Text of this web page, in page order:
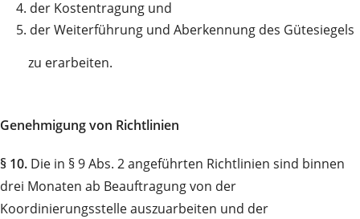
4. der Kostentragung und
5. der Weiterführung und Aberkennung des Gütesiegels
zu erarbeiten.
Genehmigung von Richtlinien
§ 10. Die in § 9 Abs. 2 angeführten Richtlinien sind binnen
drei Monaten ab Beauftragung von der
Koordinierungsstelle auszuarbeiten und der